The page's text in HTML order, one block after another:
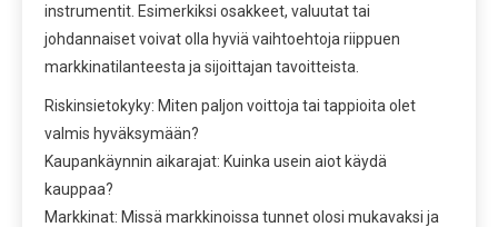
instrumentit. Esimerkiksi osakkeet, valuutat tai
johdannaiset voivat olla hyviä vaihtoehtoja riippuen
markkinatilanteesta ja sijoittajan tavoitteista.
Riskinsietokyky: Miten paljon voittoja tai tappioita olet
valmis hyväksymään?
Kaupankäynnin aikarajat: Kuinka usein aiot käydä
kauppaa?
Markkinat: Missä markkinoissa tunnet olosi mukavaksi ja